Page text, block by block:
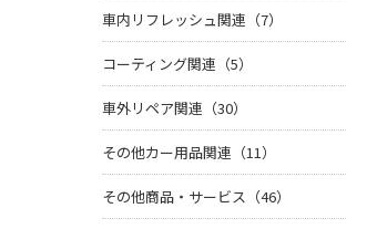
車内リフレッシュ関連（7）
コーティング関連（5）
車外リペア関連（30）
その他カー用品関連（11）
その他商品・サービス（46）